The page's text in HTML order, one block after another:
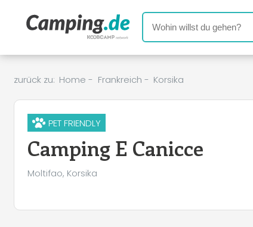
zurück zu: Home - Frankreich - Korsika
PET FRIENDLY
Camping E Canicce
Moltifao, Korsika